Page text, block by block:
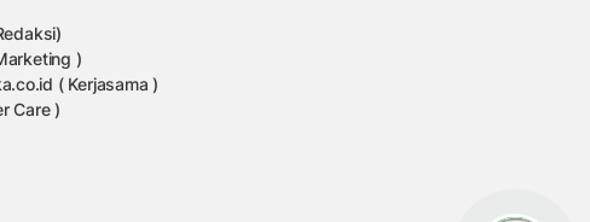
)
( Kerjasama )
Care )